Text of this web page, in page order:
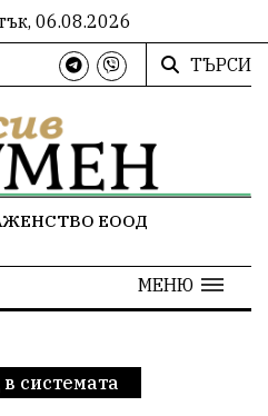
06.08.2026
ТЪРСИ
ЕООД
МЕНЮ
системата